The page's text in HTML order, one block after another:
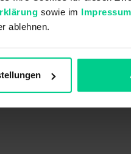
sowie im Impressum
ablehnen.